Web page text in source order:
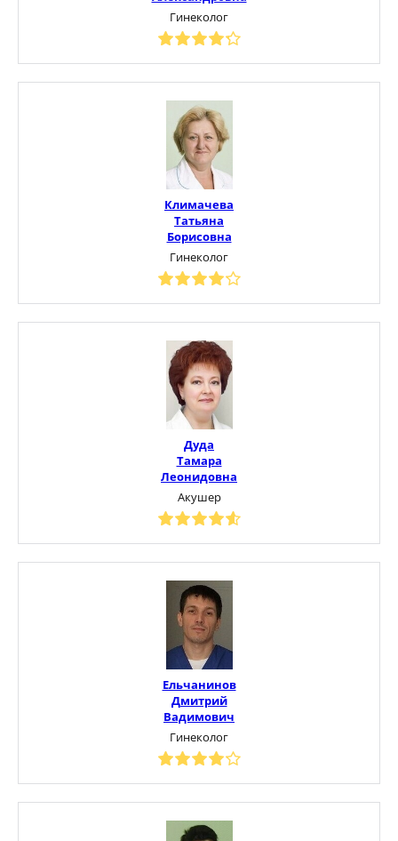
Гинеколог
Климачева
Татьяна
Борисовна
Гинеколог
Дуда
Тамара
Леонидовна
Акушер
Ельчанинов
Дмитрий
Вадимович
Гинеколог